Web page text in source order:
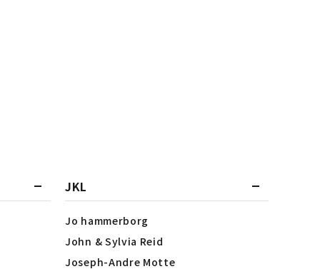
JKL
Jo hammerborg
John & Sylvia Reid
Joseph-Andre Motte